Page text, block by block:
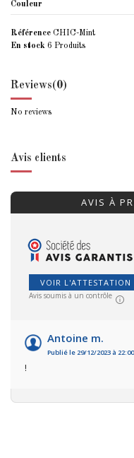
Couleur
Référence CHIC-Mint
En stock 6 Produits
Reviews(0)
No reviews
Avis clients
AVIS À
VOIR L'ATTESTATION
Avis soumis à un contrôle
Antoine m.
Publié le 29/12/2023 à 22:00
!